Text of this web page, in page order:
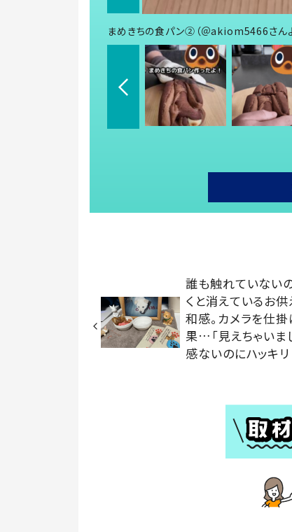
まめきちの食パン②（＠akiom5466さん
誰も触れていない
くと消えているお
和感。カメラを仕
果…「見えちゃいまし
感ないのにハッキリ